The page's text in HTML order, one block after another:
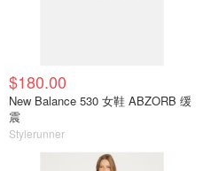
$180.00
New Balance 530 女鞋 ABZORB 缓
震
Stylerunner